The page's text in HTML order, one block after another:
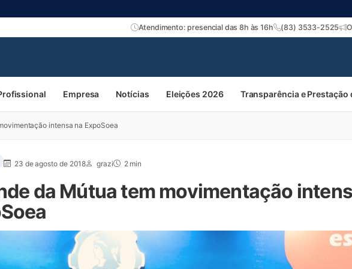
Atendimento: presencial das 8h às 16h (83) 3533-2525
Empresa Notícias Eleições 2026 Transparência e Prestação
intensa na ExpoSoea
23 de agosto de 2018 grazi 2 min
da Mútua tem movimentação